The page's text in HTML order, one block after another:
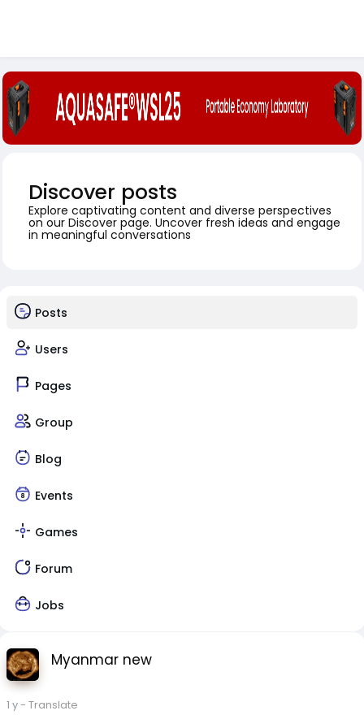
Discover posts
Explore captivating content and diverse perspectives
on our Discover page. Uncover fresh ideas and engage
in meaningful conversations
Posts
Users
Pages
Group
Blog
Events
Games
Forum
Jobs
Myanmar new
1 y- Translate